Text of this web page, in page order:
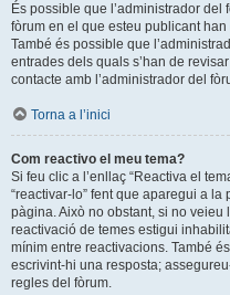
És possible que l’administrador
fòrum en el que esteu publicant
També és possible que
entrades dels quals s’han de
contacte amb l’administrador del
Torna a l’inici
Com reactivo el meu tema?
Si feu clic a l’enllaç “Reactiva el
“reactivar-lo” fent que aparegui a
pàgina. Això no obstant, si no veieu
reactivació de temes estigui
mínim entre reactivacions. També
escrivint-hi una resposta;
regles del fòrum.